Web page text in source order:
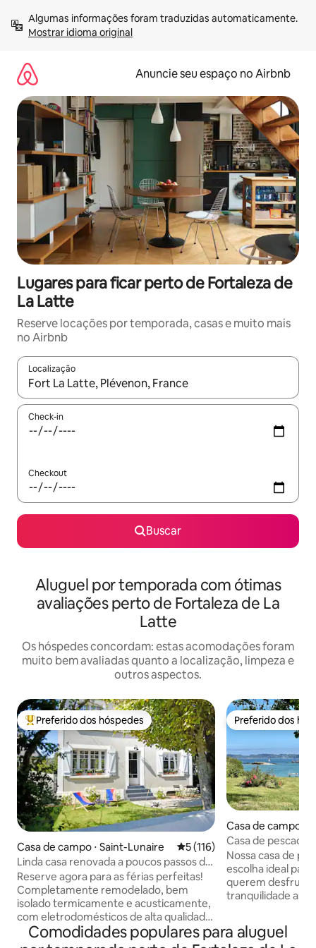
para
Mostrar idioma original
Anuncie seu espaço no Airbnb
Lugares para ficar perto de Fortaleza de
La Latte
Reserve locações por temporada, casas e muito mais
no Airbnb
Localização
Quando os resultados estiverem disponíveis, explore-os
Check-in
Checkout
Buscar
Aluguel por temporada com ótimas
avaliações perto de Fortaleza de La
Latte
Os hóspedes concordam: estas acomodações foram
muito bem avaliadas quanto a localização, limpeza e
outros aspectos.
Entre os melhores preferidos dos hóspedes
Preferido dos hóspedes
Casa de campo ⋅ Saint-Lunaire 5 de uma avaliação média de
5 (116)
Linda casa renovada a poucos passos da
praia e de Dinard
Reserve agora para as férias perfeitas!
Completamente remodelado, bem
isolado termicamente e acusticamente,
com eletrodomésticos de alta qualidade.
4 Camas e 3,5 Banheiros (c/banheira) - 5
camas (1 King /2 Queen/2 Solteiros)
Preferido dos
Preferido dos
Casa de campo ⋅
ec
Casa de
💙
Nossa casa de
escolha ideal
querem desfrutar
tranquilidade
com muito amor.
primeira linha em
Comodidades populares para aluguel